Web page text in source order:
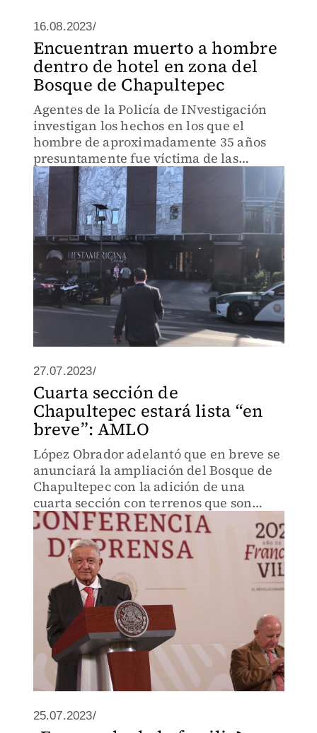
16.08.2023/
Encuentran muerto a hombre
dentro de hotel en zona del
Bosque de Chapultepec
Agentes de la Policía de INvestigación
investigan los hechos en los que el
hombre de aproximadamente 35 años
presuntamente fue víctima de las
goteras.
27.07.2023/
Cuarta sección de
Chapultepec estará lista “en
breve”: AMLO
López Obrador adelantó que en breve se
anunciará la ampliación del Bosque de
Chapultepec con la adición de una
cuarta sección con terrenos que son
propiedad de la Secretaría de la Defensa
Nacional (Sedena).
25.07.2023/